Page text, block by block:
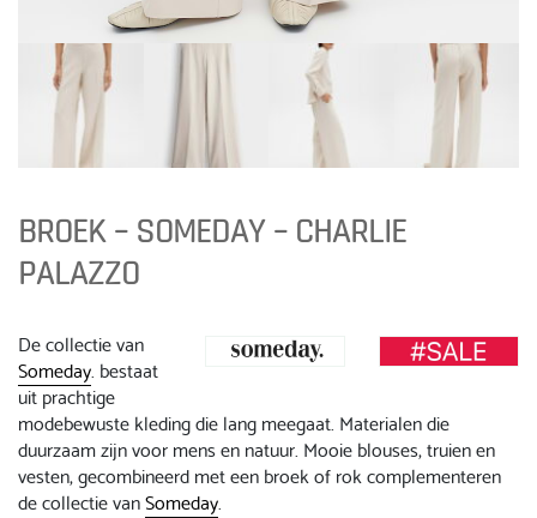
BROEK – SOMEDAY – CHARLIE
PALAZZO
De collectie van
Someday. bestaat
uit prachtige
modebewuste kleding die lang meegaat. Materialen die
duurzaam zijn voor mens en natuur. Mooie blouses, truien en
vesten, gecombineerd met een broek of rok complementeren
de collectie vanSomeday.